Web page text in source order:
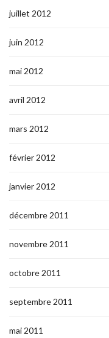
juillet 2012
juin 2012
mai 2012
avril 2012
mars 2012
février 2012
janvier 2012
décembre 2011
novembre 2011
octobre 2011
septembre 2011
mai 2011